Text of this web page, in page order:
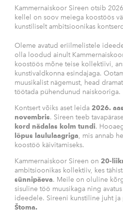
Kammernaiskoor Sireen otsib
kellel on soov meiega koostöös
kunstiliselt ambitsioonikas
Oleme avatud eriilmelistele
olla loodud ainult
koostöös mõne teise kollektiivi,
kunstivaldkonna esindajaga.
muusikalist nägemust, head
töötada pühendunud naiskooriga.
Kontsert võiks aset leida 2026.
novembris. Sireen teeb
kord nädalas kolm tundi.
lõpus laululaagriga, mis annab
koostöö käivitamiseks.
Kammernaiskoor Sireen on 20-
ambitsioonikas kollektiiv, kes
sünnipäeva. Meile on oluline
sisuline töö muusikaga ning
ideedele. Sireeni kunstiline juht
Štoma.